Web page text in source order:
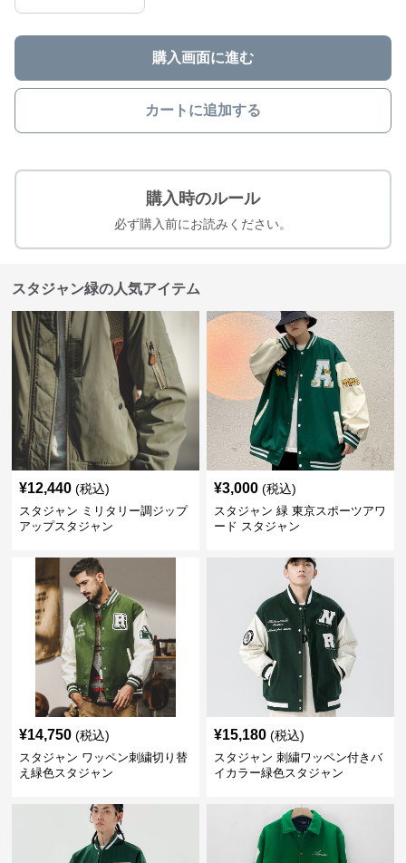
購入画面に進む
カートに追加する
購入時のルール
必ず購入前にお読みください。
スタジャン緑の人気アイテム
¥12,440 (税込)
スタジャン ミリタリー調ジップ
アップスタジャン
¥3,000 (税込)
スタジャン 緑 東京スポーツアワ
ード スタジャン
¥14,750 (税込)
スタジャン ワッペン刺繍切り替
え緑色スタジャン
¥15,180 (税込)
スタジャン 刺繍ワッペン付きバ
イカラー緑色スタジャン